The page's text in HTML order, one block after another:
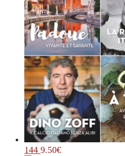
144 9.50€